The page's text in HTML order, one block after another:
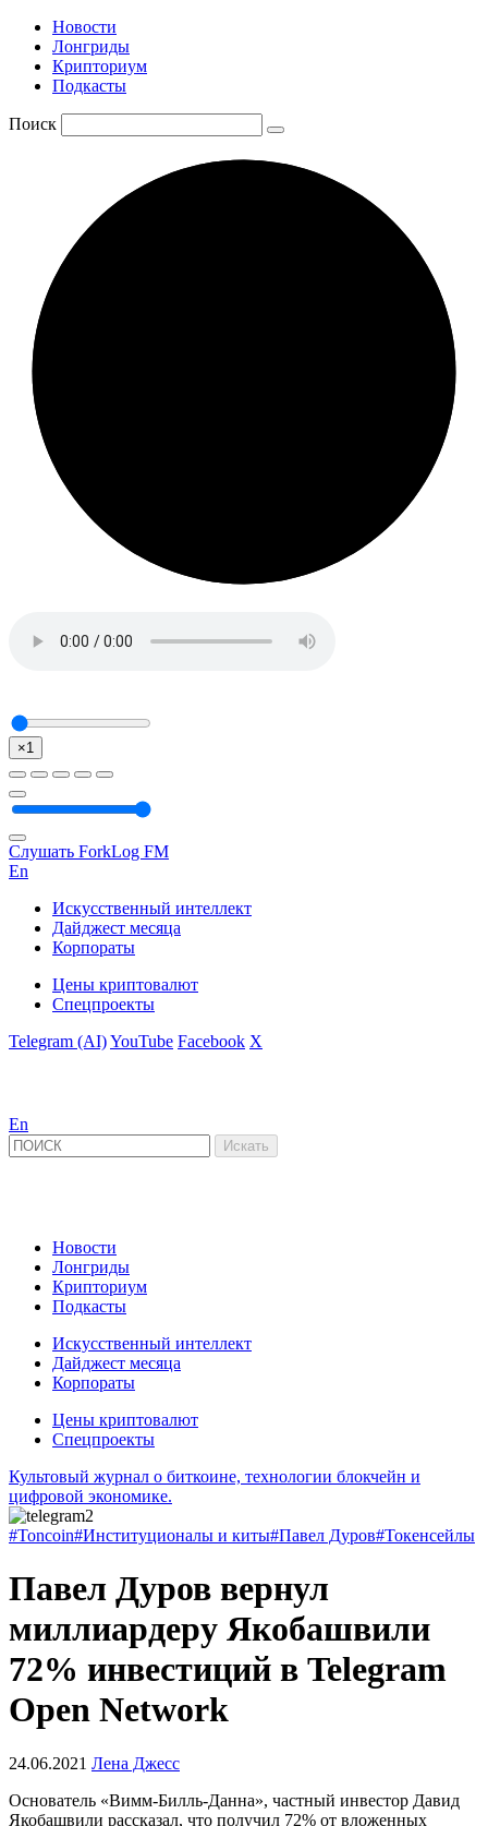
Новости
Лонгриды
Крипториум
Подкасты
Поиск
×1
Слушать ForkLog FM
En
Искусственный интеллект
Дайджест месяца
Корпораты
Цены криптовалют
Спецпроекты
Telegram (AI)YouTube Facebook X
En
Новости
Лонгриды
Крипториум
Подкасты
Искусственный интеллект
Дайджест месяца
Корпораты
Цены криптовалют
Спецпроекты
Культовый журнал о биткоине, технологии блокчейн и
цифровой экономике.
#Toncoin#Институционалы и киты#Павел Дуров#Токенсейлы
Павел Дуров вернул
миллиардеру Якобашвили
72% инвестиций в Telegram
Open Network
24.06.2021 Лена Джесс
Основатель «Вимм-Билль-Данна», частный инвестор Давид
Якобашвили рассказал, что получил 72% от вложенных